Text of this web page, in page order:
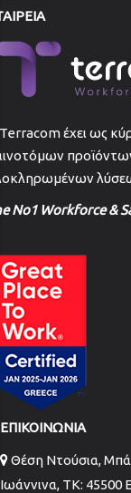
έχει ως
No1 Workforce &
ΕΠΙΚΟΙΝΩΝΙΑ
Θέση Ντούσια,
Ιωάννινα, TK: 45500